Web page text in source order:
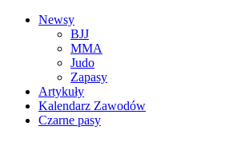
Newsy
BJJ
MMA
Judo
Zapasy
Artykuły
Kalendarz Zawodów
Czarne pasy